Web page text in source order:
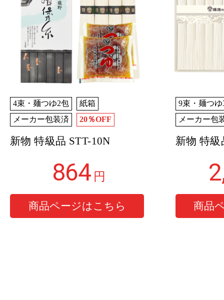
4束・麺つゆ2包
紙箱
メーカー包装済
20％OFF
新物 特級品 STT-10N
864 円
9束・麺つゆ
メーカー包
新物 特級